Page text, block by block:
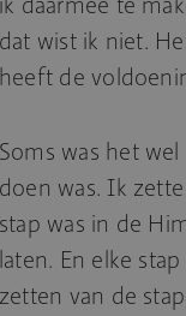
dat wist ik niet.
heeft de
Soms was het
doen was. Ik
stap was in de
laten. En elke
zetten van de